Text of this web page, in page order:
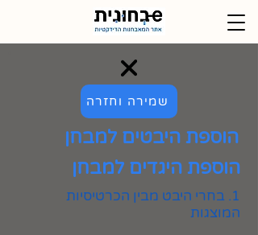
שמירה וחזרה
הוספת היבטים למבחן
הוספת היגדים למבחן
1. בחרי היבט מבין הכרטיסיות
המוצגות